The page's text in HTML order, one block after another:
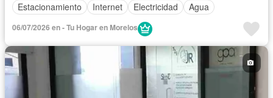
Estacionamiento
Internet Electricidad Agua
06/07/2026 en - Tu Hogar en Morelos